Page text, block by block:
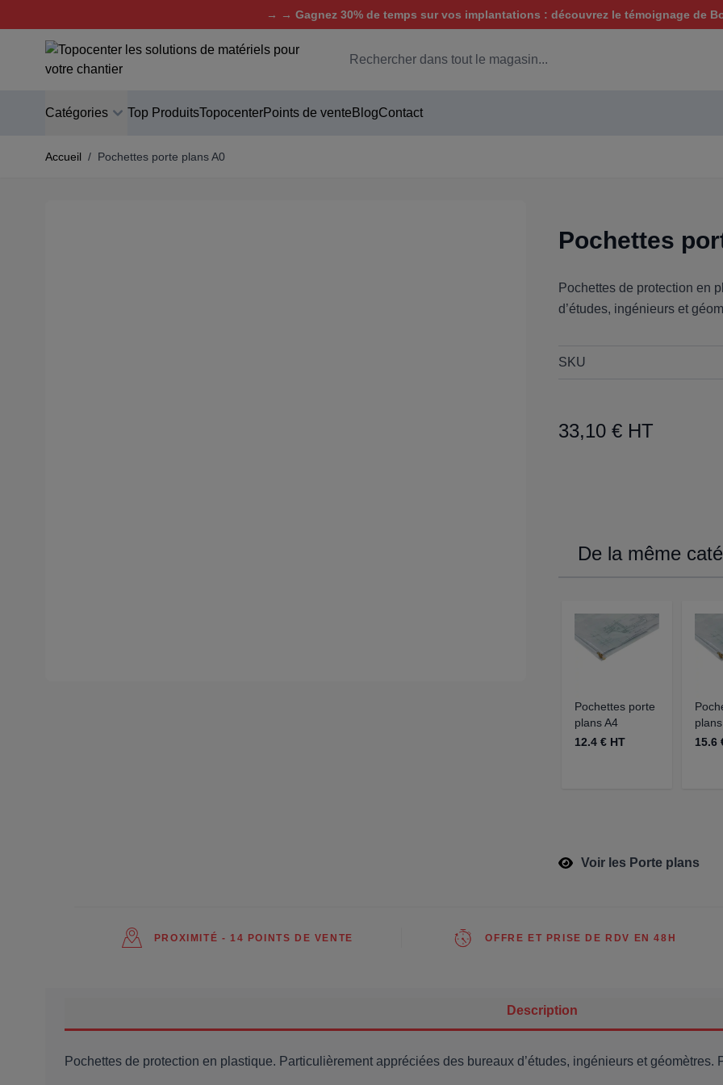
→ → Gagnez 30% de temps sur vos implantations : découvrez le témoignage de
Aller au contenu
Chercher
Catégories Top ProduitsTopocenterPoints de vente BlogContact
Accueil / Pochettes porte plans A0
Pochettes
Pochettes de protection en
d’études, ingénieurs et
SKU
33,10 € HT
De la même
Pochettes porte
plans A4
12.4 € HT
15.6
Voir les Porte plans
PROXIMITÉ - 14 POINTS DE VENTE OFFRE ET PRISE DE RDV EN 48H
Description
Pochettes de protection en plastique. Particulièrement appréciées des bureaux d’études, ingénieurs et géomètres.